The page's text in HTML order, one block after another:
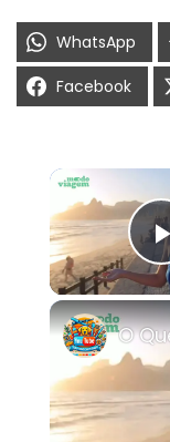
WhatsApp
Facebook